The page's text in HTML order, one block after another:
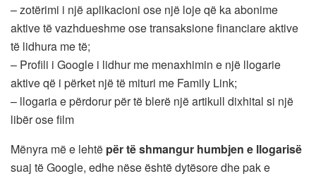
– zotërimi i një aplikacioni ose një loje që ka abonime
aktive të vazhdueshme ose transaksione financiare aktive
të lidhura me të;
– Profili i Google i lidhur me menaxhimin e një llogarie
aktive që i përket një të mituri me Family Link;
– llogaria e përdorur për të blerë një artikull dixhital si një
libër ose film
Mënyra më e lehtë për të shmangur humbjen e llogarisë
suaj të Google, edhe nëse është dytësore dhe pak e